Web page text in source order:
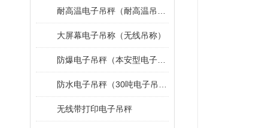
大屏幕电子吊称（无线吊称）
无线带打印电子吊秤